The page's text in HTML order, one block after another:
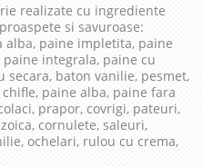
realizate cu ingrediente
si savuroase:
alba, paine impletita, paine
integrala, paine cu
secara, baton vanilie, pesmet,
paine alba, paine fara
prapor, covrigi, pateuri,
cornulete, saleuri,
ochelari, rulou cu crema,